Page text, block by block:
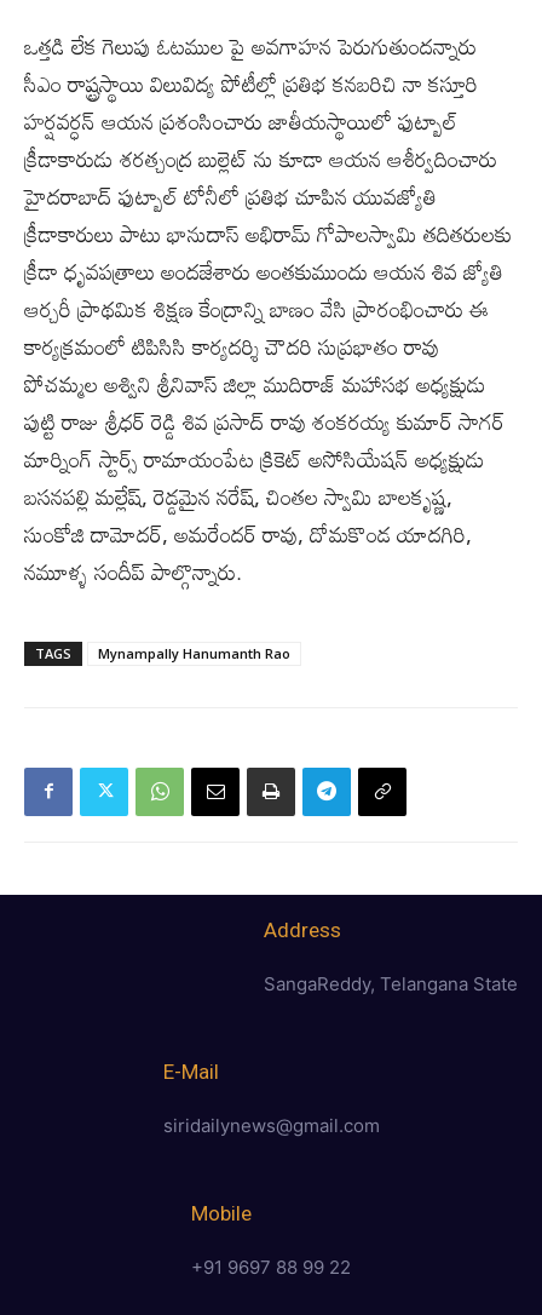
ఒత్తడి లేక గెలుపు ఓటముల పై అవగాహన పెరుగుతుందన్నారు
సీఎం రాష్ట్రస్థాయి విలువిద్య పోటీల్లో ప్రతిభ కనబరిచి నా కస్తూరి
హర్షవర్ధన్ ఆయన ప్రశంసించారు జాతీయస్థాయిలో ఫుట్బాల్
క్రీడాకారుడు శరత్చంద్ర బుల్లెట్ ను కూడా ఆయన ఆశీర్వదించారు
హైదరాబాద్ ఫుట్బాల్ టోనీలో ప్రతిభ చూపిన యువజ్యోతి
క్రీడాకారులు పాటు భానుదాస్ అభిరామ్ గోపాలస్వామి తదితరులకు
క్రీడా ధృవపత్రాలు అందజేశారు అంతకుముందు ఆయన శివ జ్యోతి
ఆర్చరీ ప్రాథమిక శిక్షణ కేంద్రాన్ని బాణం వేసి ప్రారంభించారు ఈ
కార్యక్రమంలో టిపిసిసి కార్యదర్శి చౌదరి సుప్రభాతం రావు
పోచమ్మల అశ్విని శ్రీనివాస్ జిల్లా ముదిరాజ్ మహాసభ అధ్యక్షుడు
పుట్టి రాజు శ్రీధర్ రెడ్డి శివ ప్రసాద్ రావు శంకరయ్య కుమార్ సాగర్
మార్నింగ్ స్టార్స్ రామాయంపేట క్రికెట్ అసోసియేషన్ అధ్యక్షుడు
బసనపల్లి మల్లేష్, రెడ్డమైన నరేష్, చింతల స్వామి బాలకృష్ణ,
సుంకోజి దామోదర్, అమరేందర్ రావు, దోమకొండ యాదగిరి,
నమూళ్ళ సందీప్ పాల్గొన్నారు.
TAGS Mynampally Hanumanth Rao
Address
SangaReddy, Telangana State
E-Mail
siridailynews@gmail.com
Mobile
+91 9697 88 99 22